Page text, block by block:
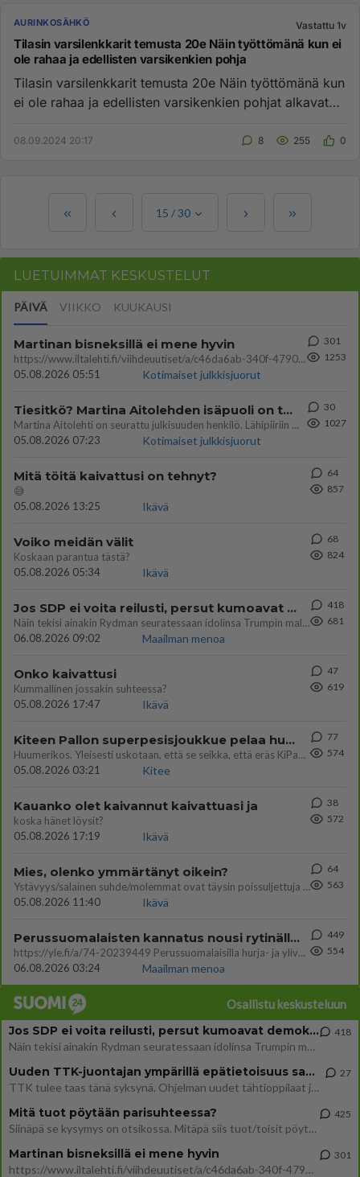
AURINKOSÄHKÖ Vastattu 1v
Tilasin varsilenkkarit temusta 20e Näin työttömänä kun ei
ole rahaa ja edellisten varsikenkien pohja
Tilasin varsilenkkarit temusta 20e Näin työttömänä kun
ei ole rahaa ja edellisten varsikenkien pohjat alkavat
08.09.2024 20:17 8 255 0
15 /30
LUETUIMMAT KESKUSTELUT
PÄIVÄ VIIKKO KUUKAUSI
Martinan bisneksillä ei mene hyvin
https://www.iltalehti.fi/viihdeuutiset/a/c46da6ab-340f-4790-aaa7-0865eed2336 Yrityksen konkurssihakemus on tullut kärä
05.08.2026 05:51
Kotimaiset julkkisjuorut
301
1253
Tiesitkö? Martina Aitolehden isäpuoli on tämä suosittu laulaja
Martina Aitolehti on seurattu julkisuuden henkilö. Lähipiiriin mahtuu muitakin tunnettuja henkilöitä. Tiesitkö, että Ma
05.08.2026 07:23
Kotimaiset julkkisjuorut
30
1027
Mitä töitä kaivattusi on tehnyt?
😅
05.08.2026 13:25
Ikävä
64
857
Voiko meidän välit
Koskaan parantua tästä?
05.08.2026 05:34
Ikävä
68
824
Jos SDP ei voita reilusti, persut kumoavat demokratian Suomesta
Näin tekisi ainakin Rydman seuratessaan idolinsa Trumpin mallia https://www.is.fi/politiikka/art-2000012187244.html
06.08.2026 09:02
Maailman menoa
418
681
Onko kaivattusi
Kummallinen jossakin suhteessa?
05.08.2026 17:47
Ikävä
47
619
Kiteen Pallon superpesisjoukkue pelaa huumeiden vaikutuksen alaisena
Huumerikos. Yleisesti uskotaan, että se seikka, että eräs KiPan pelaaja kärähtää huumeista, on vain jäävuoren huippu. M
05.08.2026 03:21
Kitee
77
574
Kauanko olet kaivannut kaivattuasi ja
koska hänet löysit?
05.08.2026 17:19
Ikävä
38
572
Mies, olenko ymmärtänyt oikein?
Ystävyys/salainen suhde/molemmat ovat täysin poissuljettuja asioita? Nainen
05.08.2026 11:40
Ikävä
64
563
Perussuomalaisten kannatus nousi rytinällä Ylen tänään julkaisemassa tuoreimmassa gallup-kyselyssä.
https://yle.fi/a/74-20239449 Perussuomalaisilla hurja- ja ylivoimaisesti suurin nousu tässä uudessa Ylen gallupissa. Kyl
06.08.2026 03:24
Maailman menoa
449
554
Osallistu keskusteluun
Jos SDP ei voita reilusti, persut kumoavat demokratian Suomesta
Näin tekisi ainakin Rydman seuratessaan idolinsa Trumpin mallia https://www.is.fi/politiikka/art-2000012187244.html
418
Uuden TTK-juontajan ympärillä epätietoisuus sakenee - Nyt MTV hämmentää soppaa
TTK tulee taas tänä syksynä. Ohjelman uudet tähtioppilaat julkistetaan torstaina 6. elokuuta klo 14 alkavassa lehdistö
27
Mitä tuot pöytään parisuhteessa?
Siinäpä se kysymys on otsikossa. Mitäpä siis tuot/toisit pöytään parisuhteessa? Oletko mies vai nainen? Koetko sen mitä
425
Martinan bisneksillä ei mene hyvin
https://www.iltalehti.fi/viihdeuutiset/a/c46da6ab-340f-4790-aaa7-0865eed2336 Yrityksen konkurssihakemus on tullut kärä
301